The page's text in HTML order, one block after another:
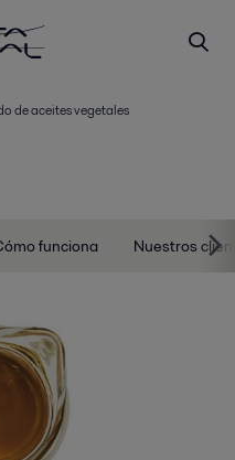
de aceites vegetales
funciona Nuestros